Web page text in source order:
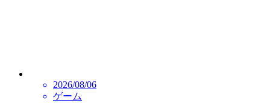
2026/08/06
ゲーム